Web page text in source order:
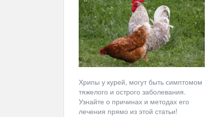
Хрипы у курей, могут быть симптомом
тяжелого и острого заболевания.
Узнайте о причинах и методах его
лечения прямо из этой статьи!